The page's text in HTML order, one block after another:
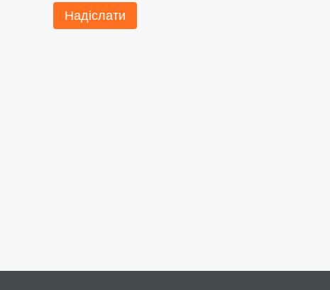
Надіслати